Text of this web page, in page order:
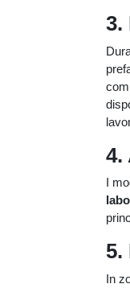
3.
4.
I
5.
In